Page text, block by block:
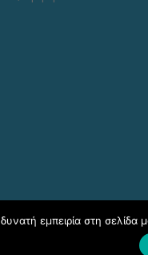
Τμήμα
εμπειρία στη σελίδα